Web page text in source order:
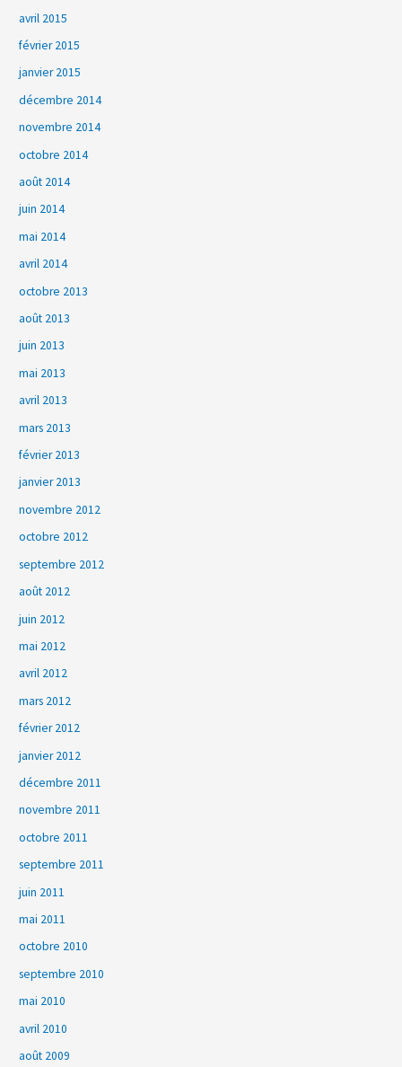
avril 2015
février 2015
janvier 2015
décembre 2014
novembre 2014
octobre 2014
août 2014
juin 2014
mai 2014
avril 2014
octobre 2013
août 2013
juin 2013
mai 2013
avril 2013
mars 2013
février 2013
janvier 2013
novembre 2012
octobre 2012
septembre 2012
août 2012
juin 2012
mai 2012
avril 2012
mars 2012
février 2012
janvier 2012
décembre 2011
novembre 2011
octobre 2011
septembre 2011
juin 2011
mai 2011
octobre 2010
septembre 2010
mai 2010
avril 2010
août 2009